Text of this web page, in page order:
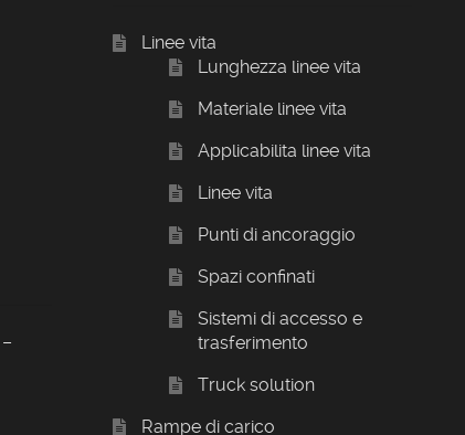
Linee vita
Lunghezza linee vita
Materiale linee vita
Applicabilita linee vita
Linee vita
Punti di ancoraggio
Spazi confinati
Sistemi di accesso e
trasferimento
Truck solution
Rampe di carico